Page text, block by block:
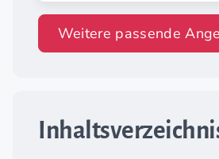
Weitere passende